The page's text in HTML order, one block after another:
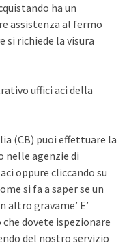
ha un
assistenza al fermo
si richiede la visura
uffici aci della
(CB) puoi effettuare la
nelle agenzie di
oppure cliccando su
si fa a saper se un
gravame’ E’
dovete ispezionare
del nostro servizio